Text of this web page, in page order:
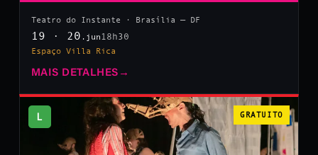
Teatro do Instante · Brasília — DF
19 · 20 .jun 18h30
Espaço Villa Rica
MAIS DETALHES →
L GRATUITO